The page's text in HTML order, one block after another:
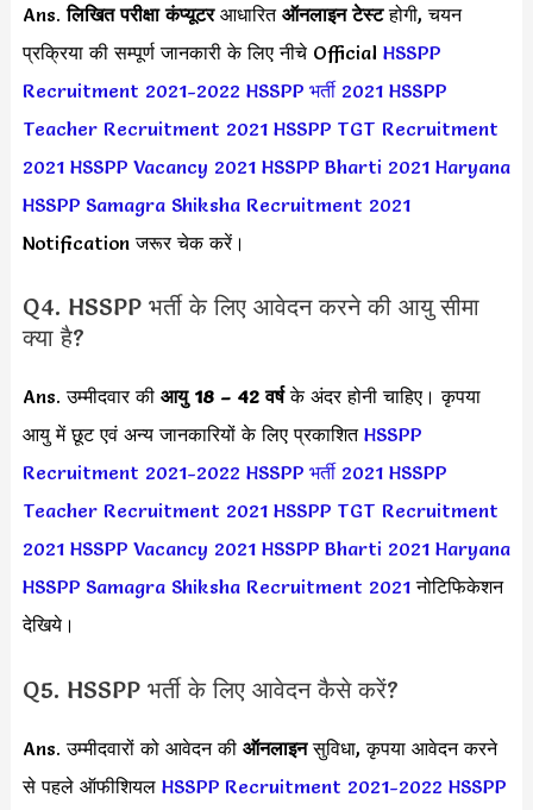
Ans.लिखित परीक्षा कंप्यूटरआधारित ऑनलाइन टेस्टहोगी, चयन
प्रक्रिया की सम्पूर्ण जानकारी के लिए नीचे Official HSSPP
Recruitment 2021-2022 HSSPP भर्ती 2021 HSSPP
Teacher Recruitment 2021 HSSPP TGT Recruitment
2021 HSSPP Vacancy 2021 HSSPP Bharti 2021 Haryana
HSSPP Samagra Shiksha Recruitment 2021
Notification जरूर चेक करें।
Q4. HSSPP भर्ती के लिए आवेदन करने की आयु सीमा
क्या है?
Ans. उम्मीदवार की आयु 18 – 42 वर्षके अंदर होनी चाहिए। कृपया
आयु में छूट एवं अन्य जानकारियों के लिए प्रकाशित HSSPP
Recruitment 2021-2022 HSSPP भर्ती 2021 HSSPP
Teacher Recruitment 2021 HSSPP TGT Recruitment
2021 HSSPP Vacancy 2021 HSSPP Bharti 2021 Haryana
HSSPP Samagra Shiksha Recruitment 2021नोटिफिकेशन
देखिये।
Q5. HSSPP भर्ती के लिए आवेदन कैसे करें?
Ans. उम्मीदवारों को आवेदन की ऑनलाइनसुविधा, कृपया आवेदन करने
से पहले ऑफीशियल HSSPP Recruitment 2021-2022 HSSPP